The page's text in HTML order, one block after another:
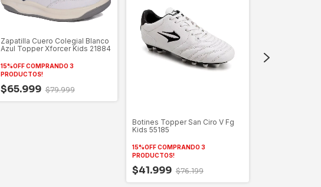
Zapatilla Cuero Colegial Blanco
Azul Topper Xforcer Kids 21884
15%OFF COMPRANDO 3
PRODUCTOS!
$65.999 $79.999
Botines Topper San Ciro V Fg
Kids 55185
15%OFF COMPRANDO 3
PRODUCTOS!
$41.999 $76.199
Zapatillas